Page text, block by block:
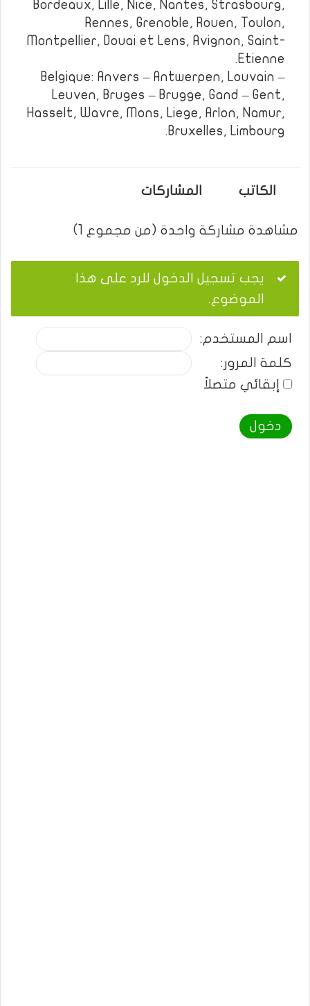
Bordeaux, Lille, Nice, Nantes, Strasbourg,
Rennes, Grenoble, Rouen, Toulon,
Montpellier, Douai et Lens, Avignon, Saint-
Etienne.
Belgique: Anvers – Antwerpen, Louvain –
Leuven, Bruges – Brugge, Gand – Gent,
Hasselt, Wavre, Mons, Liege, Arlon, Namur,
Bruxelles, Limbourg.
الكاتب المشاركات
مشاهدة مشاركة واحدة (من مجموع 1)
يجب تسجيل الدخول للرد على هذا
الموضوع.
اسم المستخدم:
كلمة المرور:
إبقائي متصلاً
دخول